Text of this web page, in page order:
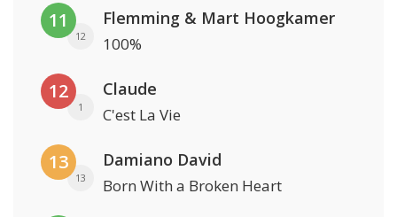
11
12
Flemming & Mart Hoogkamer
100%
12
1
Claude
C'est La Vie
13
13
Damiano David
Born With a Broken Heart